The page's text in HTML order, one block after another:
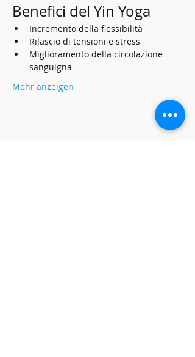
Benefici del Yin Yoga
Incremento della flessibilità
Rilascio di tensioni e stress
Miglioramento della circolazione
sanguigna
Mehr anzeigen